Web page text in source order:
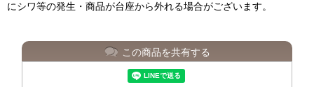
にシワ等の発生・商品が台座から外れる場合がございます。
この商品を共有する